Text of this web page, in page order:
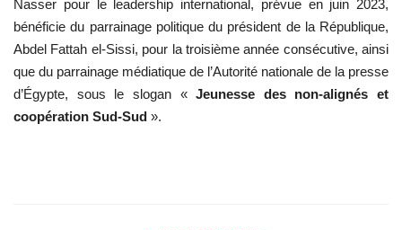
Nasser pour le leadership international, prévue en juin 2023,
bénéficie du parrainage politique du président de la République,
Abdel Fattah el-Sissi, pour la troisième année consécutive, ainsi
que du parrainage médiatique de l’Autorité nationale de la presse
d’Égypte, sous le slogan «Jeunesse des non-alignés et
coopération Sud-Sud ».